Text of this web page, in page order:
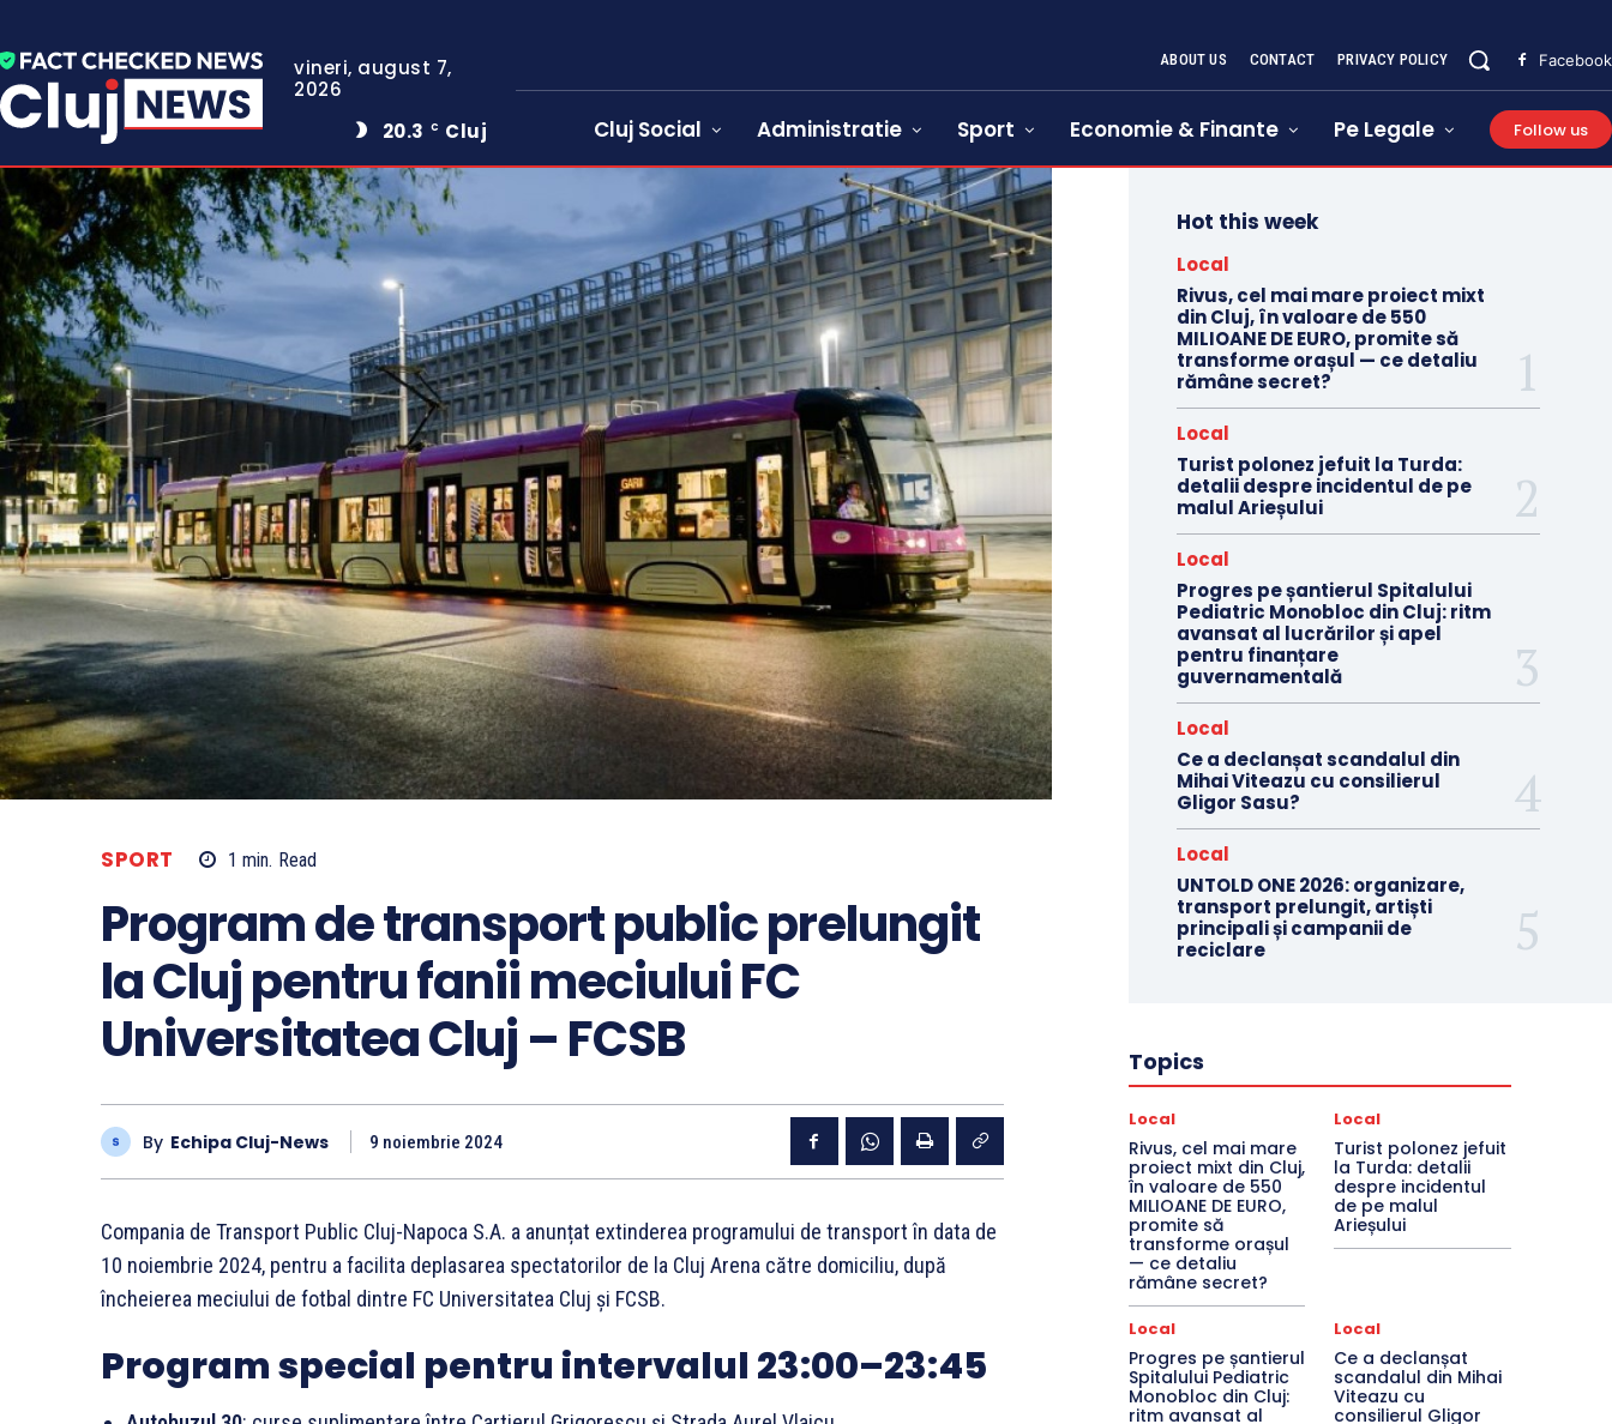
vineri, august 7,
2026
20.3
C Cluj
ABOUT US CONTACT PRIVACY POLICY Facebook
Cluj Social Administratie Sport Economie & Finante Pe Legale Follow us
SPORT 1 min. Read
Program de transport public prelungit
la Cluj pentru fanii meciului FC
Universitatea Cluj – FCSB
By Echipa Cluj-News 9 noiembrie 2024
Compania de Transport Public Cluj-Napoca S.A. a anunțat extinderea programului de transport în data de
10 noiembrie 2024, pentru a facilita deplasarea spectatorilor de la Cluj Arena către domiciliu, după
încheierea meciului de fotbal dintre FC Universitatea Cluj și FCSB.
Program special pentru intervalul 23:00–23:45
Hot this week
Local
Rivus, cel mai mare proiect mixt
din Cluj, în valoare de 550
MILIOANE DE EURO, promite să
transforme orașul — ce detaliu
rămâne secret?
Local
Turist polonez jefuit la Turda:
detalii despre incidentul de pe
malul Arieșului
Local
Progres pe șantierul Spitalului
Pediatric Monobloc din Cluj: ritm
avansat al lucrărilor și apel
pentru finanțare
guvernamentală
Local
Ce a declanșat scandalul din
Mihai Viteazu cu consilierul
Gligor Sasu?
Local
UNTOLD ONE 2026: organizare,
transport prelungit, artiști
principali și campanii de
reciclare
Topics
Local
Rivus, cel mai mare
proiect mixt din Cluj,
în valoare de 550
MILIOANE DE EURO,
promite să
transforme orașul
— ce detaliu
rămâne secret?
Local
Turist polonez jefuit
la Turda: detalii
despre incidentul
de pe malul
Arieșului
Local
Progres pe șantierul
Spitalului Pediatric
Monobloc din Cluj:
ritm avansat al
Local
Ce a declanșat
scandalul din Mihai
Viteazu cu
consilierul Gligor